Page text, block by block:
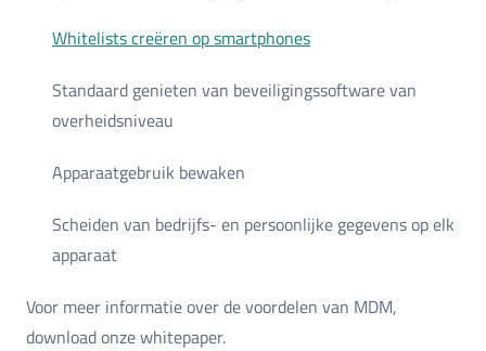
Whitelists creëren op smartphones
Standaard genieten van beveiligingssoftware van
overheidsniveau
Apparaatgebruik bewaken
Scheiden van bedrijfs- en persoonlijke gegevens op elk
apparaat
Voor meer informatie over de voordelen van MDM,
download onze whitepaper.